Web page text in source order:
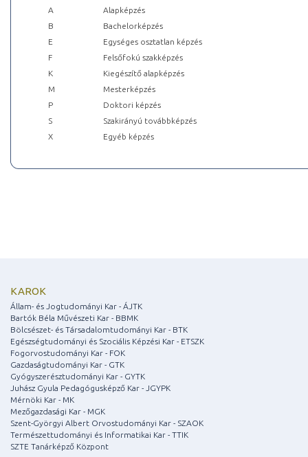
A
Alapképzés
B
Bachelorképzés
E
Egységes osztatlan képzés
F
Felsőfokú szakképzés
K
Kiegészítő alapképzés
M
Mesterképzés
P
Doktori képzés
S
Szakirányú továbbképzés
X
Egyéb képzés
KAROK
Állam- és Jogtudományi Kar - ÁJTK
Bartók Béla Művészeti Kar - BBMK
Bölcsészet- és Társadalomtudományi Kar - BTK
Egészségtudományi és Szociális Képzési Kar - ETSZK
Fogorvostudományi Kar - FOK
Gazdaságtudományi Kar - GTK
Gyógyszerésztudományi Kar - GYTK
Juhász Gyula Pedagógusképző Kar - JGYPK
Mérnöki Kar - MK
Mezőgazdasági Kar - MGK
Szent-Györgyi Albert Orvostudományi Kar - SZAOK
Természettudományi és Informatikai Kar - TTIK
SZTE Tanárképző Központ